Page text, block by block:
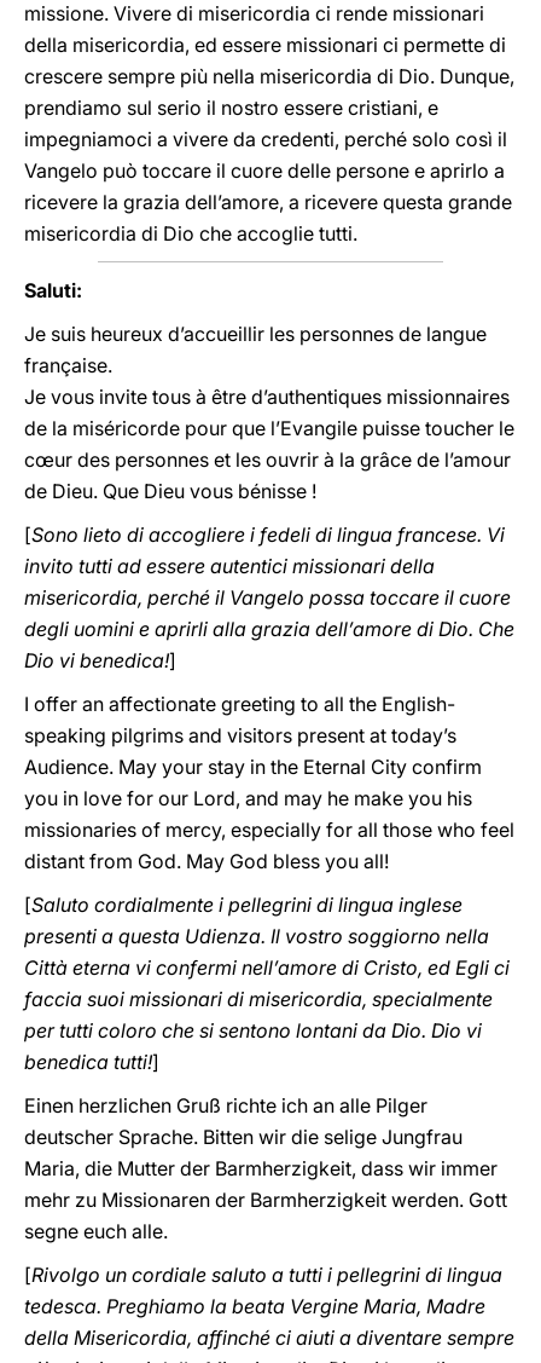
missione. Vivere di misericordia ci rende missionari
della misericordia, ed essere missionari ci permette di
crescere sempre più nella misericordia di Dio. Dunque,
prendiamo sul serio il nostro essere cristiani, e
impegniamoci a vivere da credenti, perché solo così il
Vangelo può toccare il cuore delle persone e aprirlo a
ricevere la grazia dell’amore, a ricevere questa grande
misericordia di Dio che accoglie tutti.
Saluti:
Je suis heureux d’accueillir les personnes de langue
française.
Je vous invite tous à être d’authentiques missionnaires
de la miséricorde pour que l’Evangile puisse toucher le
cœur des personnes et les ouvrir à la grâce de l’amour
de Dieu. Que Dieu vous bénisse !
[Sono lieto di accogliere i fedeli di lingua francese. Vi
invito tutti ad essere autentici missionari della
misericordia, perché il Vangelo possa toccare il cuore
degli uomini e aprirli alla grazia dell’amore di Dio. Che
Dio vi benedica!]
I offer an affectionate greeting to all the English-
speaking pilgrims and visitors present at today’s
Audience. May your stay in the Eternal City confirm
you in love for our Lord, and may he make you his
missionaries of mercy, especially for all those who feel
distant from God. May God bless you all!
[Saluto cordialmente i pellegrini di lingua inglese
presenti a questa Udienza. Il vostro soggiorno nella
Città eterna vi confermi nell’amore di Cristo, ed Egli ci
faccia suoi missionari di misericordia, specialmente
per tutti coloro che si sentono lontani da Dio. Dio vi
benedica tutti!]
Einen herzlichen Gruß richte ich an alle Pilger
deutscher Sprache. Bitten wir die selige Jungfrau
Maria, die Mutter der Barmherzigkeit, dass wir immer
mehr zu Missionaren der Barmherzigkeit werden. Gott
segne euch alle.
[Rivolgo un cordiale saluto a tutti i pellegrini di lingua
tedesca. Preghiamo la beata Vergine Maria, Madre
della Misericordia, affinché ci aiuti a diventare sempre